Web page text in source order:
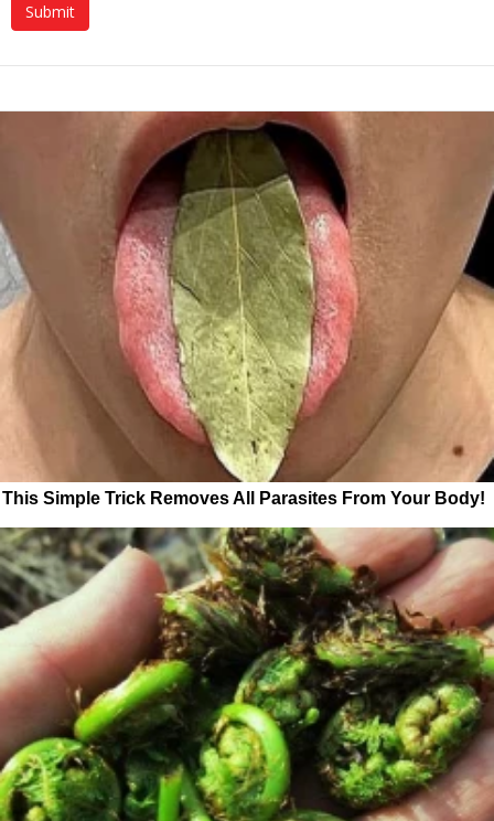
This Simple Trick Removes All Parasites From Your Body!